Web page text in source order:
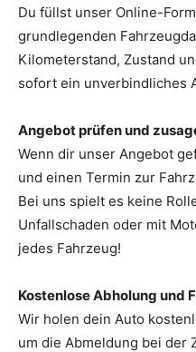
Du füllst unser Online-
grundlegenden
Kilometerstand, Zustand
sofort ein unverbindliches
Angebot prüfen und
Wenn dir unser Angebot
und einen Termin zur
Bei uns spielt es keine
Unfallschaden oder mit
jedes Fahrzeug!
Kostenlose Abholung und
Wir holen dein Auto
um die Abmeldung bei der